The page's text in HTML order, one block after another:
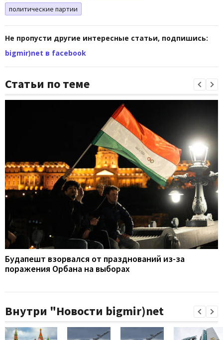
политические партии
Не пропусти другие интересные статьи, подпишись:
bigmir)net в facebook
Статьи по теме
Будапешт взорвался от празднований из-за
поражения Орбана на выборах
Внутри "Новости bigmir)net